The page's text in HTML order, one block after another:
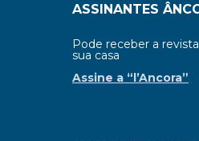
ASSINANTES
Pode receber a revista
sua casa
Assine a “l’Ancora”